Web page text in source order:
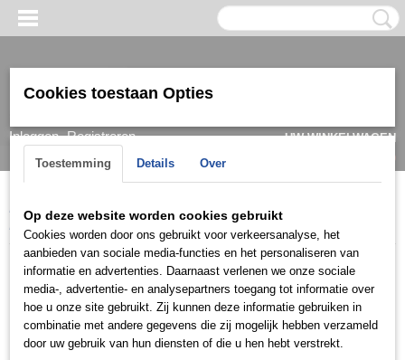
Inloggen Registreren
UW WINKELWAGEN
(0)
Home > Horloge > > Heren>
Guess Herenhorloge
Multifunctioneel GW0260G2 Continental
Cookies toestaan Opties
Toestemming Details Over
Op deze website worden cookies gebruikt
Cookies worden door ons gebruikt voor verkeersanalyse, het
aanbieden van sociale media-functies en het personaliseren van
informatie en advertenties. Daarnaast verlenen we onze sociale
media-, advertentie- en analysepartners toegang tot informatie over
hoe u onze site gebruikt. Zij kunnen deze informatie gebruiken in
combinatie met andere gegevens die zij mogelijk hebben verzameld
door uw gebruik van hun diensten of die u hen hebt verstrekt.